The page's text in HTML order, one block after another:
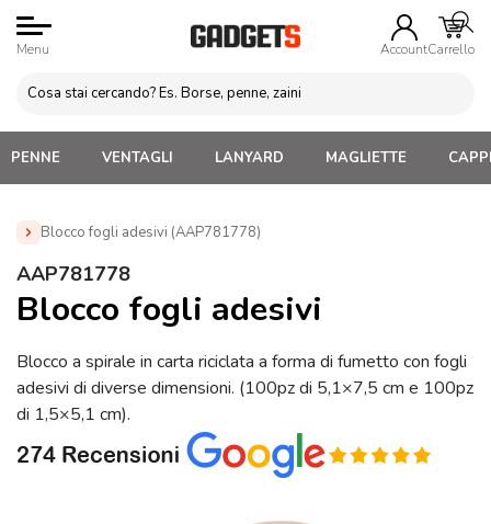
Menu AccountCarrello
PENNE VENTAGLI LANYARD MAGLIETTE
Blocco fogli adesivi (AAP781778)
Home » Gadget da Ufficio
AAP781778
Blocco fogli adesivi
Blocco a spirale in carta riciclata a forma di fumetto con fogli
adesivi di diverse dimensioni. (100pz di 5,1×7,5 cm e 100pz
di 1,5×5,1 cm).